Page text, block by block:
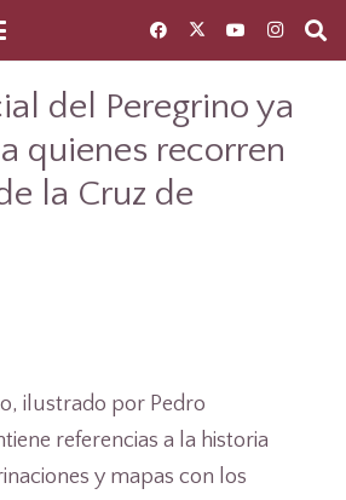
del Peregrino ya
quienes recorren
la Cruz de
ilustrado por Pedro
referencias a la historia
y mapas con los